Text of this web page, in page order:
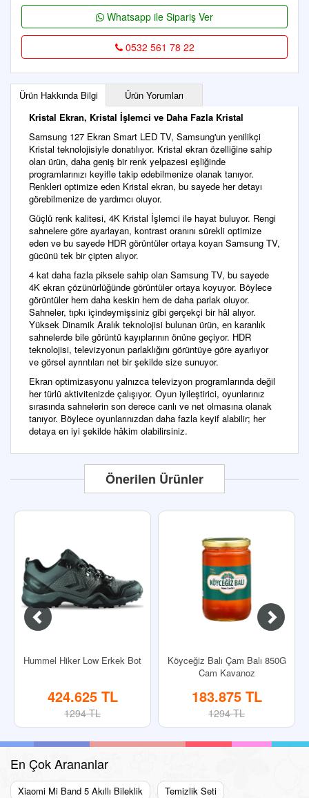
Whatsapp ile Sipariş Ver
0532 561 78 22
Ürün Hakkında Bilgi
Ürün Yorumları
Kristal Ekran, Kristal İşlemci ve Daha Fazla Kristal
Samsung 127 Ekran Smart LED TV, Samsung'un yenilikçi
Kristal teknolojisiyle donatılıyor. Kristal ekran özelliğine sahip
olan ürün, daha geniş bir renk yelpazesi eşliğinde
programlarınızı keyifle takip edebilmenize olanak tanıyor.
Renkleri optimize eden Kristal ekran, bu sayede her detayı
görebilmenize de yardımcı oluyor.
Güçlü renk kalitesi, 4K Kristal İşlemci ile hayat buluyor. Rengi
sahnelere göre ayarlayan, kontrast oranını sürekli optimize
eden ve bu sayede HDR görüntüler ortaya koyan Samsung TV,
gücünü tek bir çipten alıyor.
4 kat daha fazla piksele sahip olan Samsung TV, bu sayede
4K ekran çözünürlüğünde görüntüler ortaya koyuyor. Böylece
görüntüler hem daha keskin hem de daha parlak oluyor.
Sahneler, tıpkı içindeymişsiniz gibi gerçekçi bir hâl alıyor.
Yüksek Dinamik Aralık teknolojisi bulunan ürün, en karanlık
sahnelerde bile görüntü kayıplarının önüne geçiyor. HDR
teknolojisi, televizyonun parlaklığını görüntüye göre ayarlıyor
ve görsel ayrıntıları net bir şekilde size sunuyor.
Ekran optimizasyonu yalnızca televizyon programlarında değil
her türlü aktivitenizde çalışıyor. Oyun iyileştirici, oyunlarınız
sırasında sahnelerin son derece canlı ve net olmasına olanak
tanıyor. Böylece oyunlarınızdan daha fazla keyif alabilir; her
detaya en iyi şekilde hâkim olabilirsiniz.
Önerilen Ürünler
Hummel Hiker Low Erkek Bot
424.625 TL
1294 TL
Köyceğiz Balı Çam Balı 850G
Cam Kavanoz
183.875 TL
1294 TL
En Çok Arananlar
Xiaomi Mi Band 5 Akıllı Bileklik Temizlik Seti